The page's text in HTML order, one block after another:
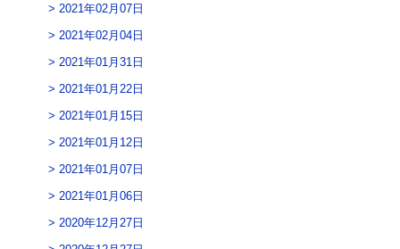
2021年02月07日
2021年02月04日
2021年01月31日
2021年01月22日
2021年01月15日
2021年01月12日
2021年01月07日
2021年01月06日
2020年12月27日